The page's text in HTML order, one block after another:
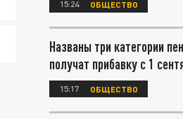
15:24 ОБЩЕСТВО
Названы три категории
получат прибавку с 1
15:17 ОБЩЕСТВО